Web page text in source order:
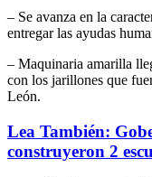
– Se avanza en la
entregar las ayudas
– Maquinaria amarilla
con los jarillones que
León.
Lea También:
construyeron 2